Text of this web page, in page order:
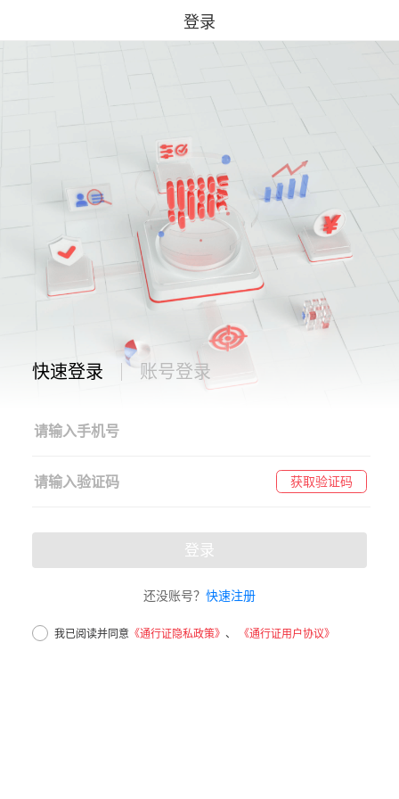
登录
快速登录 账号登录
获取验证码
登录
还没账号？ 快速注册
我已阅读并同意 《通行证隐私政策》 、 《通行证用户协议》